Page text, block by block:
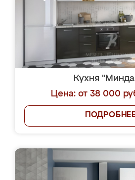
Кухня
Цена: от 38 000